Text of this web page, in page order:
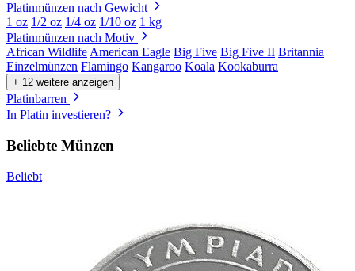
Platinmünzen nach Gewicht
1 oz 1/2 oz 1/4 oz 1/10 oz 1 kg
Platinmünzen nach Motiv
African WildlifeAmerican Eagle Big Five Big Five II Britannia
Einzelmünzen Flamingo Kangaroo Koala Kookaburra
+ 12 weitere anzeigen
Platinbarren
In Platin investieren?
Beliebte Münzen
Beliebt